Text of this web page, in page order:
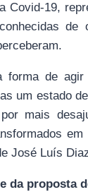
Covid-19,
forma de
um estado
mais
José Luís
da proposta